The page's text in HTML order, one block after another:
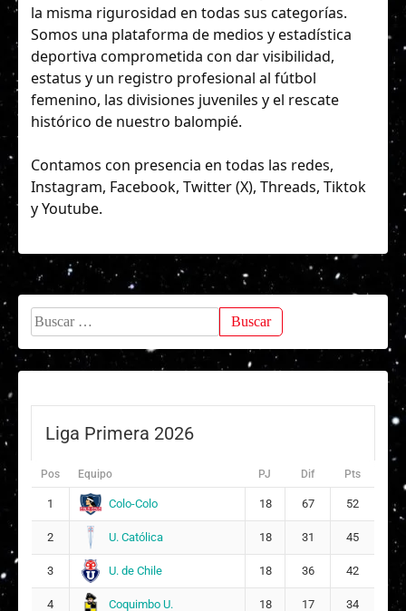
la misma rigurosidad en todas sus categorías.
Somos una plataforma de medios y estadística
deportiva comprometida con dar visibilidad,
estatus y un registro profesional al fútbol
femenino, las divisiones juveniles y el rescate
histórico de nuestro balompié.
Contamos con presencia en todas las redes,
Instagram, Facebook, Twitter (X), Threads, Tiktok
yYoutube.
Buscar:
Liga Primera 2026
Pos Equipo PJ Dif Pts
1 Colo-Colo 18 67 52
2 U. Católica 18 31 45
3 U. de Chile 18 36 42
4 Coquimbo U. 18 17 34